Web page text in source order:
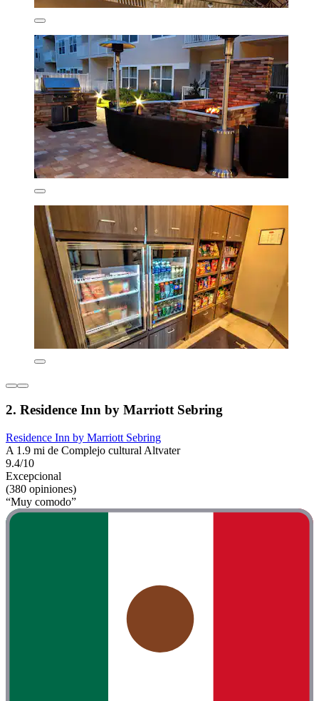
2. Residence Inn by Marriott Sebring
Residence Inn by Marriott Sebring
A 1.9 mi de Complejo cultural Altvater
9.4/10
Excepcional
(380 opiniones)
“Muy comodo”